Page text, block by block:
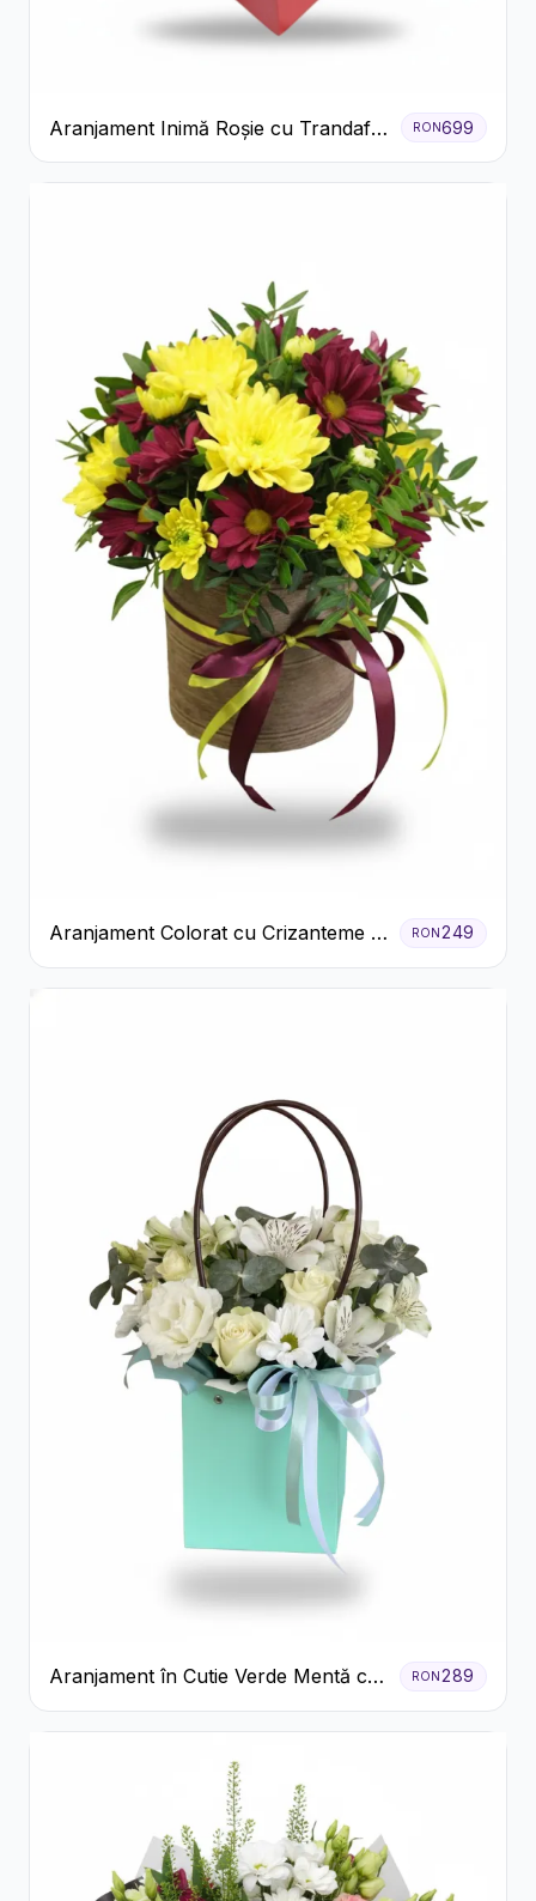
Aranjament Inimă Roșie cu Trandafiri
și Ferrero Rocher Premium
RON699
Aranjament Colorat cu Crizanteme în
Cutie Rustică
RON249
Aranjament în Cutie Verde Mentă cu
Trandafiri și Alstroemeria
RON289